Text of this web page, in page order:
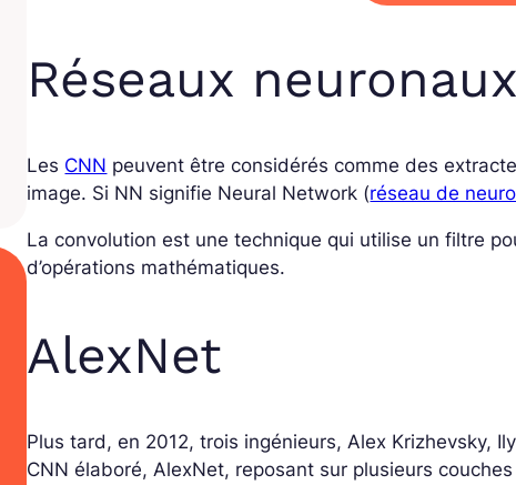
Réseaux
Les CNN peuvent être considérés comme des
image. Si NN signifie Neural Network (réseau de
La convolution est une technique qui utilise un filtre
d’opérations mathématiques.
AlexNet
Plus tard, en 2012, trois ingénieurs, Alex Krizhevsky,
CNN élaboré, AlexNet, reposant sur plusieurs